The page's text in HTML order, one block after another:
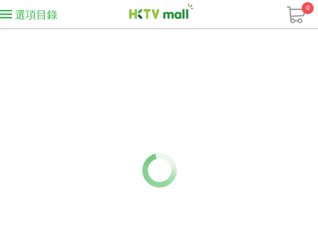
選項目錄
0